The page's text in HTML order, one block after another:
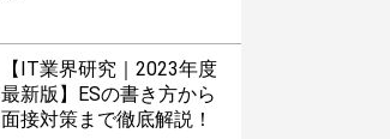
【IT業界研究｜2023年度
最新版】ESの書き方から
面接対策まで徹底解説！